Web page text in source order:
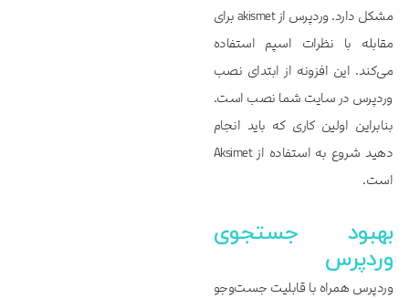
مشکل دارد. وردپرس از akismet برای
مقابله با نظرات اسپم استفاده
می‌کند. این افزونه از ابتدای نصب
وردپرس در سایت شما نصب است.
بنابراین اولین کاری که باید انجام
دهید شروع به استفاده از Aksimet
است.
بهبود جستجوی
وردپرس
وردپرس همراه با قابلیت جست‌وجو